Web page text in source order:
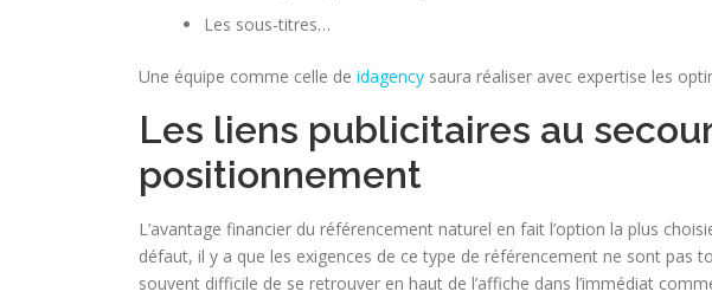
Les sous-titres…
Une équipe comme celle de idagency saura réaliser avec expertise les
Les liens publicitaires au
positionnement
L’avantage financier du référencement naturel en fait l’option la plus
défaut, il y a que les exigences de ce type de référencement ne sont pas
souvent difficile de se retrouver en haut de l’affiche dans l’immédiat